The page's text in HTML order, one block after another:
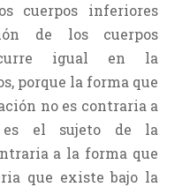
cuerpos inferiores
de los cuerpos
igual en la
porque la forma que
no es contraria a
el sujeto de la
a la forma que
que existe bajo la